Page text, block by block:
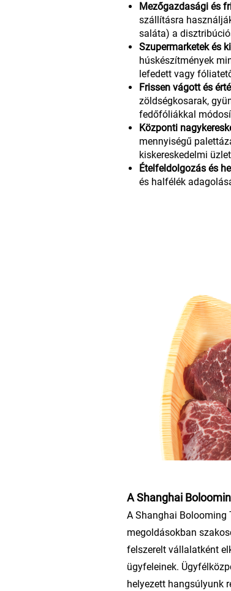
Mezőgazdasági és
szállításra
saláta) a
Szupermarketek és
húskészítmények
lefedett vagy
Frissen vágott és
zöldségkosarak,
fedőfóliákkal
Központi
mennyiségű
kiskereskedelmi
Ételfeldolgozás és
és halfélék
A Shanghai
A Shanghai Bolooming
megoldásokban
felszerelt vállalatként
ügyfeleinek.
helyezett hangsúlyunk